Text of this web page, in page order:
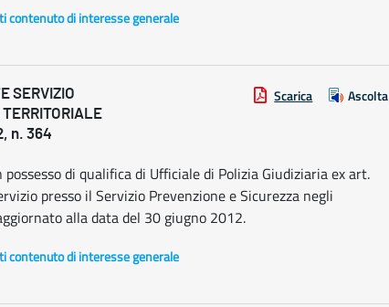
contenuto di interesse generale
SERVIZIO
TERRITORIALE
n. 364
Scarica Ascolta
di qualifica di Ufficiale di Polizia Giudiziaria ex art.
presso il Servizio Prevenzione e Sicurezza negli
alla data del 30 giugno 2012.
contenuto di interesse generale